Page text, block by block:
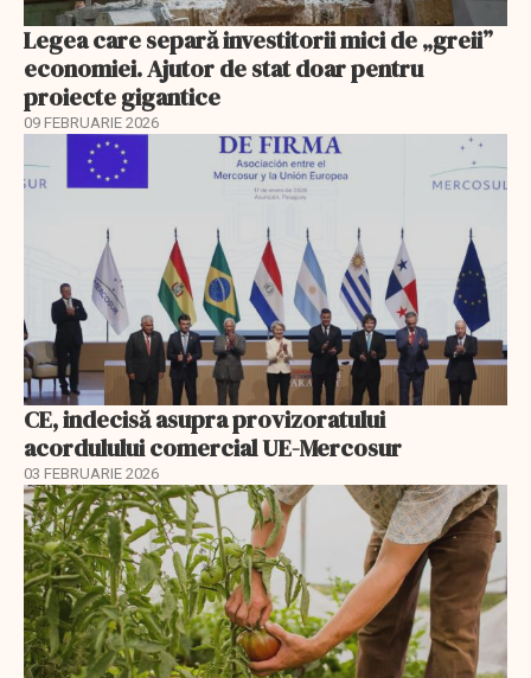
Legea care separă investitorii mici de „greii”
economiei. Ajutor de stat doar pentru
proiecte gigantice
09 FEBRUARIE 2026
CE, indecisă asupra provizoratului
acordulului comercial UE-Mercosur
03 FEBRUARIE 2026